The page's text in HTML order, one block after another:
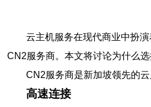
云主机服务在现代商业中扮
CN2服务商。本文将讨论为什么
CN2服务商是新加坡领先的
高速连接